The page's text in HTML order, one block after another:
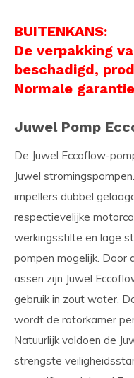
BUITENKANS:
De verpakking
beschadigd,
Normale
Juwel Pomp
De Juwel Eccoflow-
Juwel
impellers dubbel
respectievelijke
werkingsstilte en lage
pompen mogelijk. Door
assen zijn Juwel
gebruik in zout water.
wordt de rotorkamer
Natuurlijk voldoen de
strengste